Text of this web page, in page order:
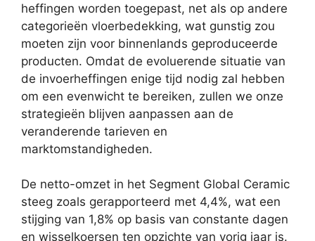
heffingen worden toegepast, net als op andere
categorieën vloerbedekking, wat gunstig zou
moeten zijn voor binnenlands geproduceerde
producten. Omdat de evoluerende situatie van
de invoerheffingen enige tijd nodig zal hebben
om een evenwicht te bereiken, zullen we onze
strategieën blijven aanpassen aan de
veranderende tarieven en
marktomstandigheden.
De netto-omzet in het Segment Global Ceramic
steeg zoals gerapporteerd met 4,4%, wat een
stijging van 1,8% op basis van constante dagen
en wisselkoersen ten opzichte van vorig jaar is.